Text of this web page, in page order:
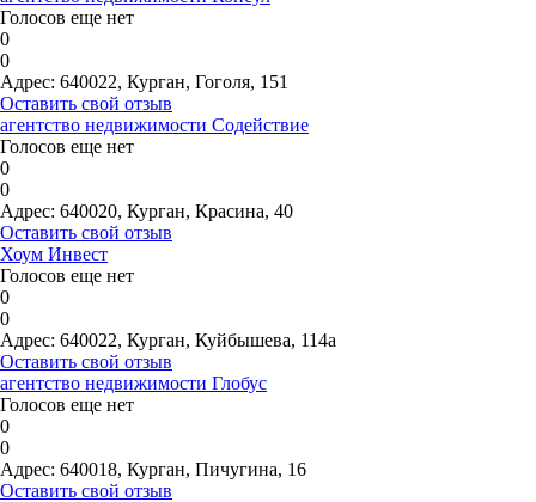
Голосов еще нет
0
0
Адрес: 640022, Курган, Гоголя, 151
Оставить свой отзыв
агентство недвижимости Содействие
Голосов еще нет
0
0
Адрес: 640020, Курган, Красина, 40
Оставить свой отзыв
Хоум Инвест
Голосов еще нет
0
0
Адрес: 640022, Курган, Куйбышева, 114а
Оставить свой отзыв
агентство недвижимости Глобус
Голосов еще нет
0
0
Адрес: 640018, Курган, Пичугина, 16
Оставить свой отзыв